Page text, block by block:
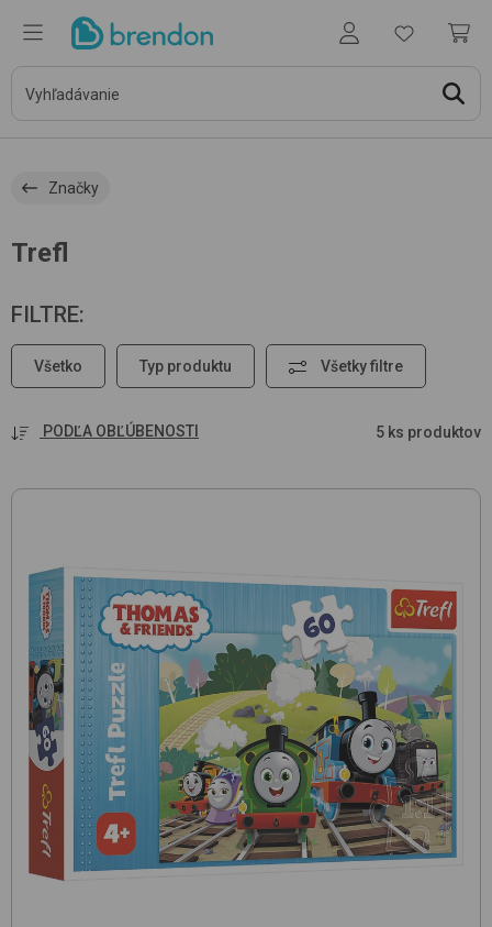
Značky
Trefl
FILTRE:
Všetko Typ produktu Všetky filtre
PODĽA OBĽÚBENOSTI 5 ks produktov